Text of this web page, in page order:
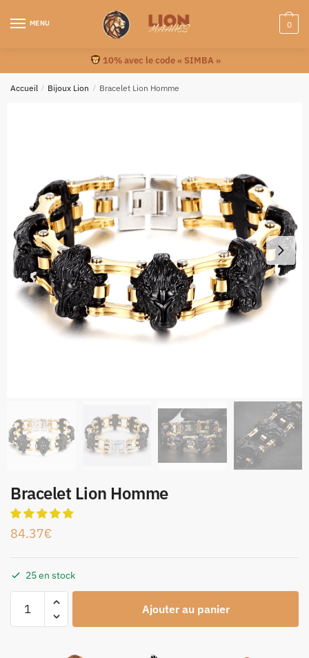
MENU 0
10% avec le code « SIMBA »
Accueil / Bijoux Lion / Bracelet Lion Homme
Bracelet Lion Homme
84.37€
25 en stock
Ajouter au panier